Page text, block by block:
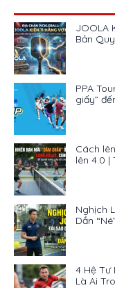
JOOLA
Bản
PPA
giấy”
Cách
lên 4.0 |
Nghịch
Dần
4 Hệ Tư
Là Ai